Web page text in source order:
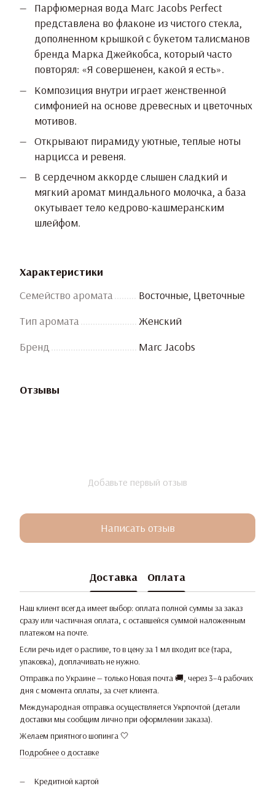
Парфюмерная вода Marc Jacobs Perfect
представлена во флаконе из чистого стекла,
дополненном крышкой с букетом талисманов
бренда Марка Джейкобса, который часто
повторял: «Я совершенен, какой я есть».
Композиция внутри играет женственной
симфонией на основе древесных и цветочных
мотивов.
Открывают пирамиду уютные, теплые ноты
нарцисса и ревеня.
В сердечном аккорде слышен сладкий и
мягкий аромат миндального молочка, а база
окутывает тело кедрово-кашмеранским
шлейфом.
Характеристики
Семейство аромата
Восточные, Цветочные
Тип аромата
Женский
Бренд
Marc Jacobs
Отзывы
Добавьте первый отзыв
Написать отзыв
Доставка Оплата
Наш клиент всегда имеет выбор: оплата полной суммы за заказ
сразу или частичная оплата, с оставшейся суммой наложенным
платежом на почте.
Если речь идет о распиве, то в цену за 1 мл входит все (тара,
упаковка), доплачивать не нужно.
Отправка по Украине — только Новая почта 🚚, через 3–4 рабочих
дня с момента оплаты, за счет клиента.
Международная отправка осуществляется Укрпочтой (детали
доставки мы сообщим лично при оформлении заказа).
Желаем приятного шопинга 🤍
Подробнее о доставке
Кредитной картой